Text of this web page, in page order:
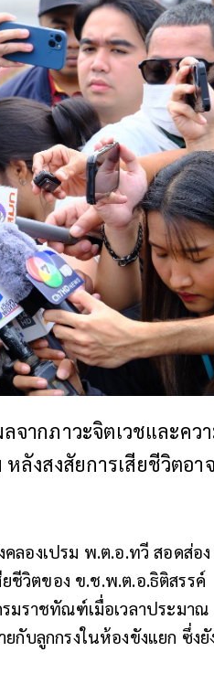
จากภาวะจิตเวชและคว
ลังสงสัยการเสียชีวิตอาจ
ลองเปรม พ.ต.อ.ทวี สอดส่อง
ยชีวิตของ ข.ช.พ.ต.อ.ธิติสรรค์
มราชทัณฑ์เมื่อเวลาประมาณ
กับลูกกรงในห้องขังแยก ซึ่งยั